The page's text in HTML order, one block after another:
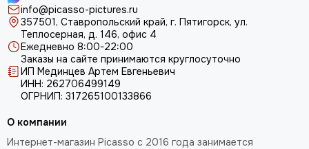
info@picasso-pictures.ru
357501, Ставропольский край, г. Пятигорск, ул.
Теплосерная, д. 146, офис 4
Ежедневно 8:00-22:00
Заказы на сайте принимаются круглосуточно
ИП Мединцев Артем Евгеньевич
ИНН: 262706499149
ОГРНИП: 317265100133866
О компании
Интернет-магазин Picasso с 2016 года занимается